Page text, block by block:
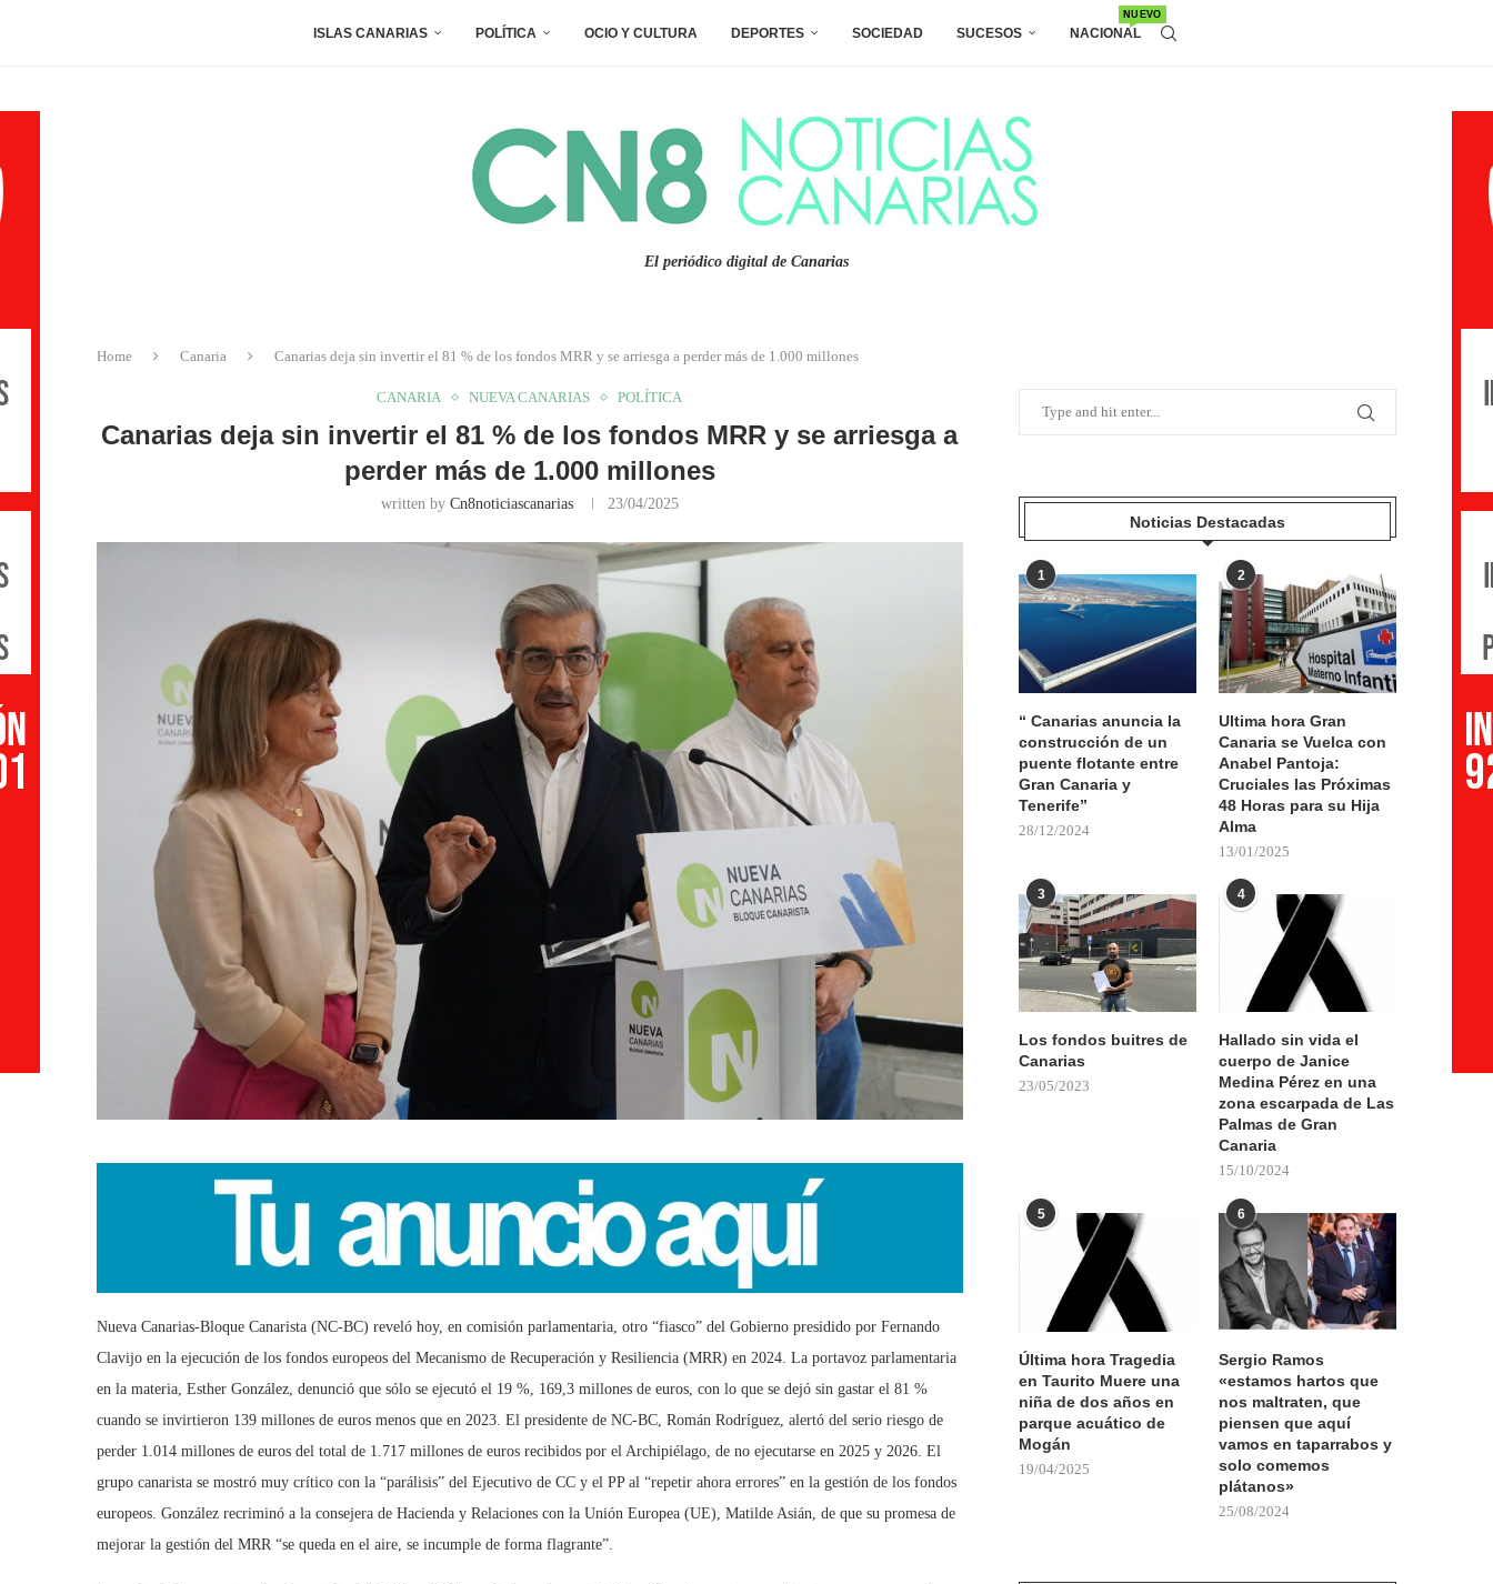
ISLAS CANARIAS POLÍTICA OCIO Y CULTURA DEPORTES SOCIEDAD SUCESOS NACIONAL
NUEVO
El periódico digital de Canarias
Home Canaria Canarias deja sin invertir el 81 % de los fondos MRR y se arriesga a perder más de 1.000 millones
CANARIA NUEVA CANARIAS POLÍTICA
Canarias deja sin invertir el 81 % de los fondos MRR y se arriesga a
perder más de 1.000 millones
written by Cn8noticiascanarias 23/04/2025
Nueva Canarias-Bloque Canarista (NC-BC) reveló hoy, en comisión parlamentaria, otro “fiasco” del Gobierno presidido por Fernando
Clavijo en la ejecución de los fondos europeos del Mecanismo de Recuperación y Resiliencia (MRR) en 2024. La portavoz parlamentaria
en la materia, Esther González, denunció que sólo se ejecutó el 19 %, 169,3 millones de euros, con lo que se dejó sin gastar el 81 %
cuando se invirtieron 139 millones de euros menos que en 2023. El presidente de NC-BC, Román Rodríguez, alertó del serio riesgo de
perder 1.014 millones de euros del total de 1.717 millones de euros recibidos por el Archipiélago, de no ejecutarse en 2025 y 2026. El
grupo canarista se mostró muy crítico con la “parálisis” del Ejecutivo de CC y el PP al “repetir ahora errores” en la gestión de los fondos
europeos. González recriminó a la consejera de Hacienda y Relaciones con la Unión Europea (UE), Matilde Asián, de que su promesa de
mejorar la gestión del MRR “se queda en el aire, se incumple de forma flagrante”.
Noticias Destacadas
1
“ Canarias anuncia la
construcción de un
puente flotante entre
Gran Canaria y
Tenerife”
28/12/2024
2
Ultima hora Gran
Canaria se Vuelca con
Anabel Pantoja:
Cruciales las Próximas
48 Horas para su Hija
Alma
13/01/2025
3
Los fondos buitres de
Canarias
23/05/2023
4
Hallado sin vida el
cuerpo de Janice
Medina Pérez en una
zona escarpada de Las
Palmas de Gran
Canaria
15/10/2024
5
Última hora Tragedia
en Taurito Muere una
niña de dos años en
parque acuático de
Mogán
19/04/2025
6
Sergio Ramos
«estamos hartos que
nos maltraten, que
piensen que aquí
vamos en taparrabos y
solo comemos
plátanos»
25/08/2024